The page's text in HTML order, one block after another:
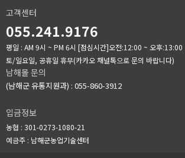
고객센터
055.241.9176
평일 : AM 9시 ~ PM 6시 [점심시간]오전:12:00 ~ 오후:13:00
토/일요일, 공휴일 휴무(카카오 채널톡으로 문의 바랍니다)
남해몰 문의
(남해군 유통지원과) : 055-860-3912
입금정보
농협 : 301-0273-1080-21
예금주 : 남해군농업기술센터